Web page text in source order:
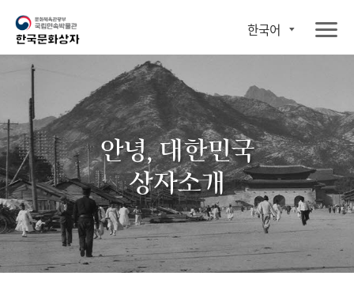
한국어
안녕, 대한민국
상자소개